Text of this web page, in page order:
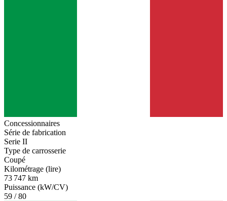
Concessionnaires
Série de fabrication
Serie II
Type de carrosserie
Coupé
Kilométrage (lire)
73 747 km
Puissance (kW/CV)
59 / 80